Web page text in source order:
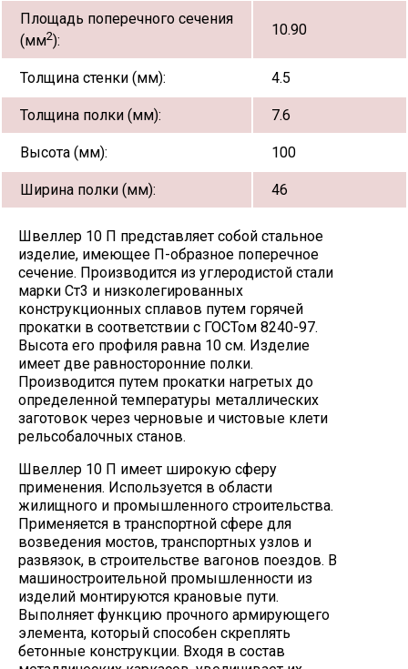
Площадь поперечного сечения
(мм2):
10.90
Толщина стенки (мм): 4.5
Толщина полки (мм): 7.6
Высота (мм): 100
Ширина полки (мм): 46
Швеллер 10 П представляет собой стальное
изделие, имеющее П-образное поперечное
сечение. Производится из углеродистой стали
марки Ст3 и низколегированных
конструкционных сплавов путем горячей
прокатки в соответствии с ГОСТом 8240-97.
Высота его профиля равна 10 см. Изделие
имеет две равносторонние полки.
Производится путем прокатки нагретых до
определенной температуры металлических
заготовок через черновые и чистовые клети
рельсобалочных станов.
Швеллер 10 П имеет широкую сферу
применения. Используется в области
жилищного и промышленного строительства.
Применяется в транспортной сфере для
возведения мостов, транспортных узлов и
развязок, в строительстве вагонов поездов. В
машиностроительной промышленности из
изделий монтируются крановые пути.
Выполняет функцию прочного армирующего
элемента, который способен скреплять
бетонные конструкции. Входя в состав